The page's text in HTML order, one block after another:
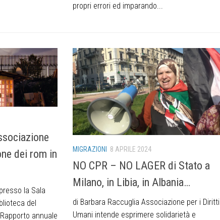
propri errori ed imparando...
dei rom in
la Sala
del
annuale
MIGRAZIONI 8 APRILE 2024
NO CPR – NO LAGER di Stato a
Milano, in Libia, in Albania…
di Barbara Raccuglia Associazione per i Diritti
Umani intende esprimere solidarietà e